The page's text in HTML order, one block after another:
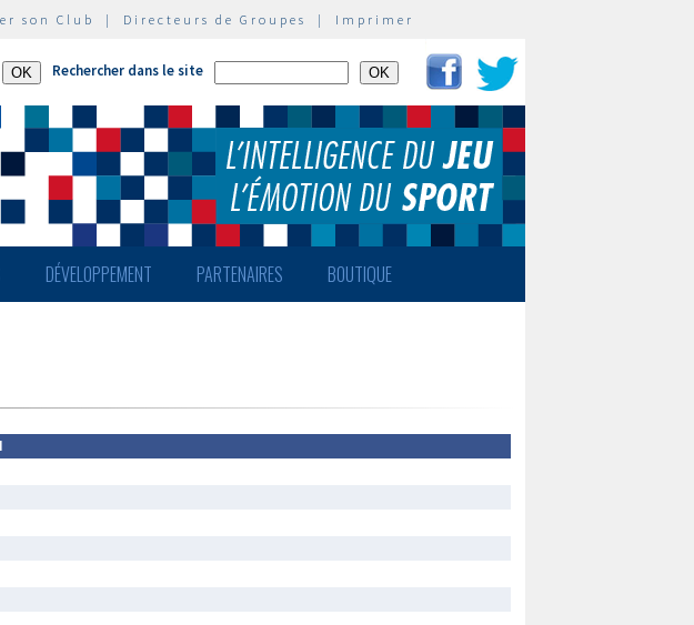
son Club | Directeurs de Groupes | Imprimer
Rechercher dans le site
DÉVELOPPEMENT PARTENAIRES BOUTIQUE